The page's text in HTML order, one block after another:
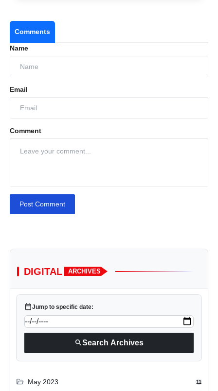
Comments
Name
Email
Comment
Post Comment
DIGITAL ARCHIVES
calendar_todayJump to specific date:
searchSearch Archives
folder_open May 2023 11